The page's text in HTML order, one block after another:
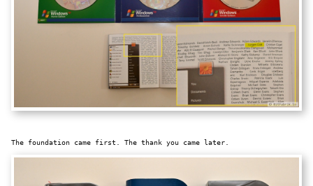
The foundation came first. The thank you came later.